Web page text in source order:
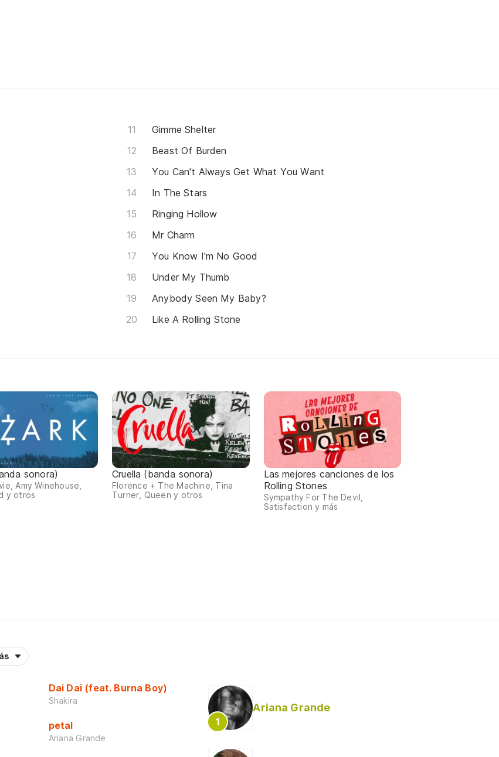
Gimme Shelter
Beast Of Burden
You Can't Always Get What You Want
In The Stars
Ringing Hollow
Mr Charm
You Know I'm No Good
Under My Thumb
Anybody Seen My Baby?
Like A Rolling Stone
sonora)
Amy Winehouse,
y otros
Cruella (banda sonora)
Florence + The Machine, Tina
Turner, Queen y otros
Las mejores canciones de los
Rolling Stones
Sympathy For The Devil,
Satisfaction y más
Dai Dai (feat. Burna Boy)
Shakira
petal
Ariana Grande
Ariana Grande